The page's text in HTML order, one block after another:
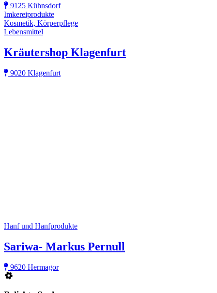
9125 Kühnsdorf
Imkereiprodukte
Kosmetik, Körperpflege
Lebensmittel
Kräutershop Klagenfurt
9020 Klagenfurt
Hanf und Hanfprodukte
Sariwa- Markus Pernull
9620 Hermagor